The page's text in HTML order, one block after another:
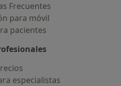
Frecuentes
para móvil
pacientes
especialistas